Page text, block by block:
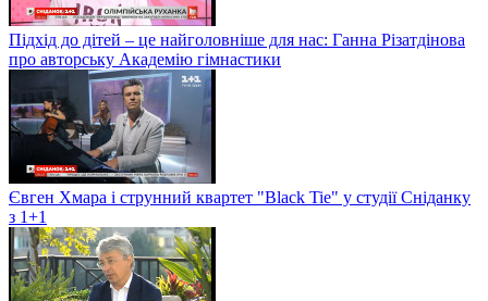
Підхід до дітей – це найголовніше для нас: Ганна Різатдінова
про авторську Академію гімнастики
Євген Хмара і струнний квартет "Black Tie" у студії Сніданку
з 1+1